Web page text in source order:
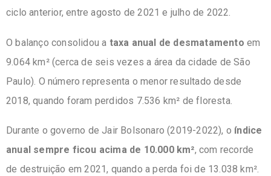
ciclo anterior, entre agosto de 2021 e julho de 2022.
O balanço consolidou a taxa anual de desmatamento em
9.064 km² (cerca de seis vezes a área da cidade de São
Paulo). O número representa o menor resultado desde
2018, quando foram perdidos 7.536 km² de floresta.
Durante o governo de Jair Bolsonaro (2019-2022), o índice
anual sempre ficou acima de 10.000 km², com recorde
de destruição em 2021, quando a perda foi de 13.038 km².